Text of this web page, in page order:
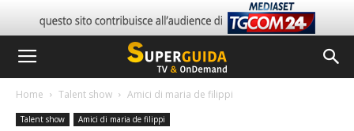
Home Talent show Amici di maria de filippi
Talent show Amici di maria de filippi